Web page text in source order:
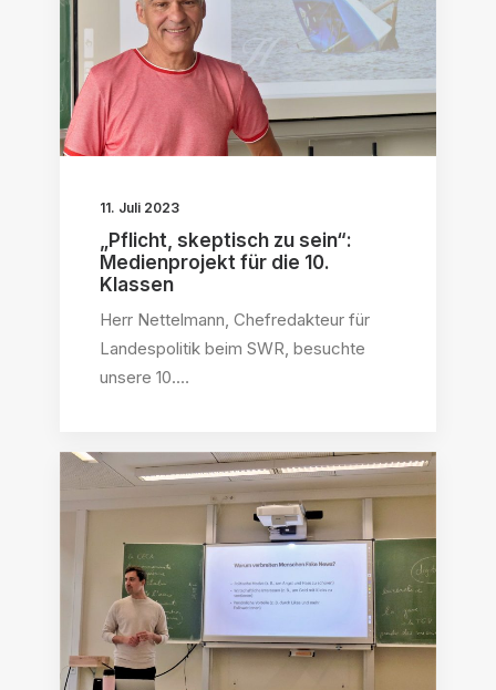
11. Juli 2023
„Pflicht, skeptisch zu sein“:
Medienprojekt für die 10.
Klassen
Herr Nettelmann, Chefredakteur für
Landespolitik beim SWR, besuchte
unsere 10.…